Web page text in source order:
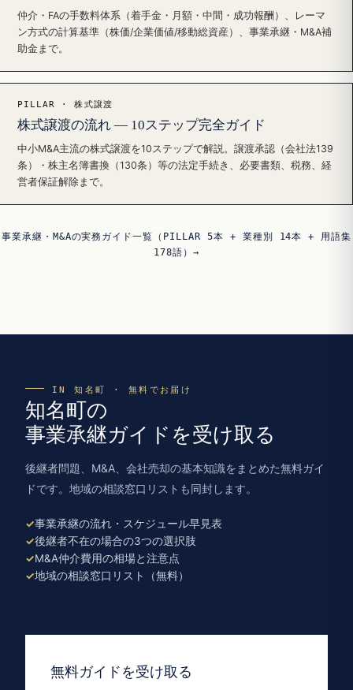
仲介・FAの手数料体系（着手金・月額・中間・成功報酬）、レーマ
ン方式の計算基準（株価/企業価値/移動総資産）、事業承継・M&A補
助金まで。
PILLAR · 株式譲渡
株式譲渡の流れ — 10ステップ完全ガイド
中小M&A主流の株式譲渡を10ステップで解説。譲渡承認（会社法139
条）・株主名簿書換（130条）等の法定手続き、必要書類、税務、経
営者保証解除まで。
事業承継・M&Aの実務ガイド一覧（PILLAR 5本 + 業種別 14本 + 用語集
178語）→
IN 知名町 · 無料でお届け
知名町の
事業承継ガイドを受け取る
後継者問題、M&A、会社売却の基本知識をまとめた無料ガイ
ドです。地域の相談窓口リストも同封します。
事業承継の流れ・スケジュール早見表
後継者不在の場合の3つの選択肢
M&A仲介費用の相場と注意点
地域の相談窓口リスト（無料）
無料ガイドを受け取る